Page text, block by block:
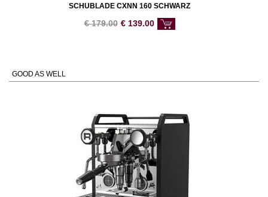
SCHUBLADE CXNN 160 SCHWARZ
€179.00 € 139.00
GOOD AS WELL